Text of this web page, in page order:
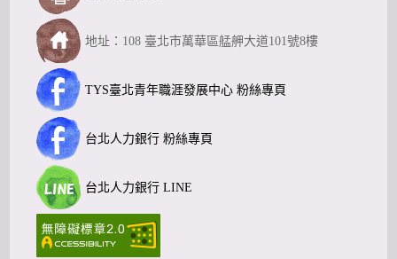
TYS臺北青年職涯發展中心 粉絲專頁
台北人力銀行 粉絲專頁
地址：108 臺北市萬華區艋舺大道101號8樓
台北人力銀行 LINE